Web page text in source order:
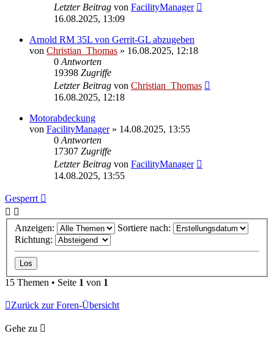
Letzter Beitrag von FacilityManager
16.08.2025, 13:09
Arnold RM 35L von Gerrit-GL abzugeben
von Christian_Thomas » 16.08.2025, 12:18
0 Antworten
19398 Zugriffe
Letzter Beitrag von Christian_Thomas
16.08.2025, 12:18
Motorabdeckung
von FacilityManager» 14.08.2025, 13:55
0 Antworten
17307 Zugriffe
Letzter Beitrag von FacilityManager
14.08.2025, 13:55
Gesperrt
Anzeigen:
Sortiere nach:
Richtung:
15 Themen • Seite 1 von 1
Zurück zur Foren-Übersicht
Gehe zu